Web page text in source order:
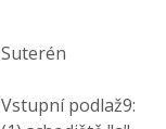
Suterén
Vstupní podlaž9: